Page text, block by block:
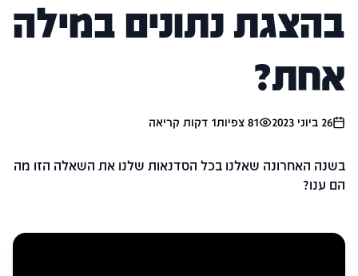
בהצגת נתונים במילה
אחת?
26 ביוני 2023 81 צפיות1 דקות קריאה
בשנה האחרונה שאלנו בכל הסדנאות שלנו את השאלה הזו מה
הם ענו?